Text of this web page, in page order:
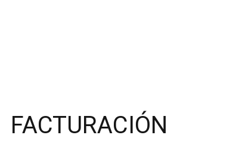
FACTURACIÓN